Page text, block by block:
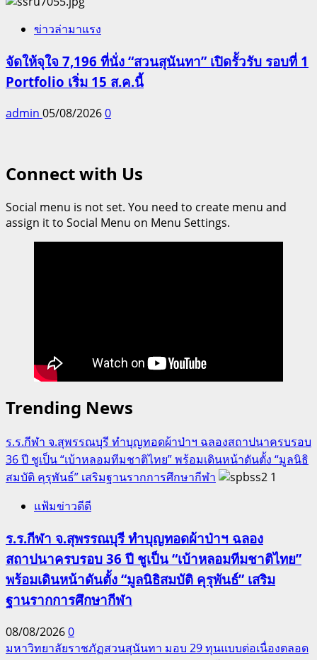
ข่าวล่ามาแรง
จัดให้จุใจ 7,196 ที่นั่ง “สวนสุนันทา” เปิดรั้วรับ รอบที่ 1
Portfolio เริ่ม 15 ส.ค.นี้
admin 05/08/20260
Connect with Us
Social menu is not set. You need to create menu and
assign it to Social Menu on Menu Settings.
Trending News
ร.ร.กีฬา จ.สุพรรณบุรี ทำบุญทอดผ้าป่าฯ ฉลองสถาปนาครบรอบ
36 ปี ชูเป็น “เบ้าหลอมทีมชาติไทย” พร้อมเดินหน้าดันตั้ง “มูลนิธิ
สมบัติ คุรุพันธ์” เสริมฐานรากการศึกษากีฬา
1
แฟ้มข่าวดีดี
ร.ร.กีฬา จ.สุพรรณบุรี ทำบุญทอดผ้าป่าฯ ฉลอง
สถาปนาครบรอบ 36 ปี ชูเป็น “เบ้าหลอมทีมชาติไทย”
พร้อมเดินหน้าดันตั้ง “มูลนิธิสมบัติ คุรุพันธ์” เสริม
ฐานรากการศึกษากีฬา
08/08/20260
มหาวิทยาลัยราชภัฏสวนสุนันทา มอบ 29 ทุนแบบต่อเนื่องตลอด